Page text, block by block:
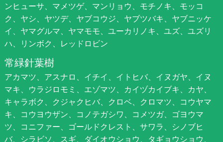
ンヒューサ、マメツゲ、マンリョウ、モチノキ、モッコ
ク、ヤシ、ヤツデ、ヤブコウジ、ヤブツバキ、ヤブニッケ
イ、ヤマグルマ、ヤマモモ、ユーカリノキ、ユズ、ユズリ
ハ、リンボク、レッドロビン
常緑針葉樹
アカマツ、アスナロ、イチイ、イトヒバ、イヌガヤ、イヌ
マキ、ウラジロモミ、エゾマツ、カイヅカイブキ、カヤ、
キャラボク、クジャクヒバ、クロベ、クロマツ、コウヤマ
キ、コウヨウザン、コノテガシワ、コメツガ、ゴヨウマ
ツ、コニファー、ゴールドクレスト、サワラ、シノブヒ
バ、シラビソ、スギ、ダイオウショウ、タギョウショウ、